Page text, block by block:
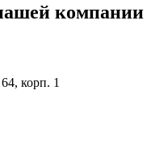
компании
корп. 1